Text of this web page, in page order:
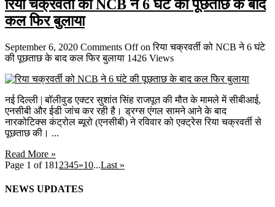
रिया चक्रवर्ती को NCB ने 6 घंटे की पूछताछ के बाद
कल फिर बुलाया
September 6, 2020 Comments Offon रिया चक्रवर्ती को NCB ने 6 घंटे
की पूछताछ के बाद कल फिर बुलाया 1426 Views
नई दिल्ली | बॉलीवुड एक्टर सुशांत सिंह राजपूत की मौत के मामले में सीबीआई,
एनसीबी और ईडी जांच कर रही है। ड्रग्स एंगल सामने आने के बाद
नारकोटिक्स कंट्रोल ब्यूरो (एनसीबी) ने रविवार को एक्ट्रेस रिया चक्रवर्ती से
पूछताछ की। ...
Read More »
Page 1 of 181 2345»10...Last »
NEWS UPDATES